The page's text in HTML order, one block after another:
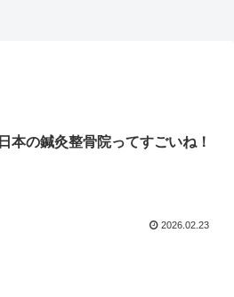
日本の鍼灸整骨院ってすごいね！
2026.02.23